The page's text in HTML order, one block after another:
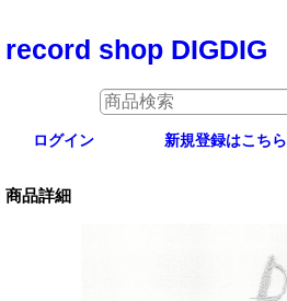
record shop DIGDIG
ログイン 新規登録はこちら
商品詳細